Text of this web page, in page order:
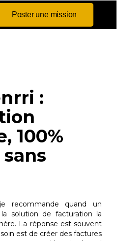
Poster une mission
:
100%
recommande quand un
solution de facturation la
La réponse est souvent
est de créer des factures